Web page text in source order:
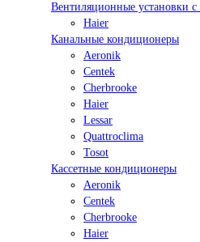
Вентиляционные установки с
Haier
Канальные кондиционеры
Aeronik
Centek
Cherbrooke
Haier
Lessar
Quattroclima
Tosot
Кассетные кондиционеры
Aeronik
Centek
Cherbrooke
Haier